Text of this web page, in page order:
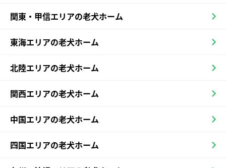
関東・甲信エリアの老犬ホーム
東海エリアの老犬ホーム
北陸エリアの老犬ホーム
関西エリアの老犬ホーム
中国エリアの老犬ホーム
四国エリアの老犬ホーム